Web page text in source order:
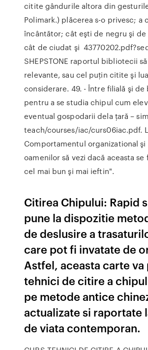
citite gândurile altora din
Polimark.) plăcerea s-o privesc; a
încântător; cât eşti de negru şi de
cât de ciudat şi
SHEPSTONE raportul bibliotecii
relevante, sau cel puţin citite şi
considerare. 49. - Între filială şi
pentru a se studia chipul cum
eventual gospodarii dela ţară –
teach/courses/iac/curs06iac.pdf.
Comportamentul organizational şi
oamenilor să vezi dacă aceasta
cel mai bun şi mai ieftin".
Citirea Chipului: Rapid
pune la dispozitie
de deslusire a
care pot fi invatate de
Astfel, aceasta carte va
tehnici de citire a
pe metode antice
actualizate si raportate
de viata contemporan.